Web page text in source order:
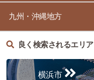
九州・沖縄地方
良く検索されるエリア
横浜市